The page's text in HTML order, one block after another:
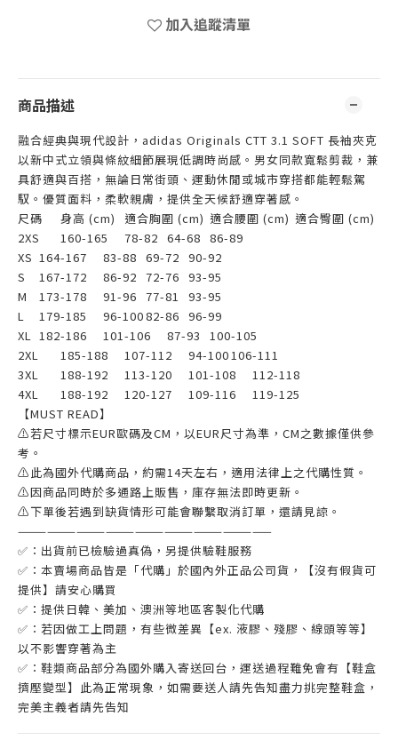
加入追蹤清單
商品描述
融合經典與現代設計，adidas Originals CTT 3.1 SOFT 長袖夾克
以新中式立領與條紋細節展現低調時尚感。男女同款寬鬆剪裁，兼
具舒適與百搭，無論日常街頭、運動休閒或城市穿搭都能輕鬆駕
馭。優質面料，柔軟親膚，提供全天候舒適穿著感。
尺碼
身高 (cm) 適合胸圍 (cm) 適合腰圍 (cm) 適合臀圍 (cm)
2XS
160-165 78-82 64-68 86-89
XS 164-167 83-88 69-72 90-92
S
167-172 86-92 72-76 93-95
M
173-178 91-96 77-81
93-95
L
179-185 96-10082-86 96-99
XL 182-186 101-106 87-93
100-105
2XL
185-188 107-112 94-100106-111
3XL
188-192 113-120 101-108
112-118
4XL
188-192 120-127 109-116
119-125
【MUST READ】
⚠若尺寸標示EUR歐碼及CM，以EUR尺寸為準，CM之數據僅供參
考。
⚠此為國外代購商品，約需14天左右，適用法律上之代購性質。
⚠因商品同時於多通路上販售，庫存無法即時更新。
⚠下單後若遇到缺貨情形可能會聯繫取消訂單，還請見諒。
——————————————————————————
✅：出貨前已檢驗過真偽，另提供驗鞋服務
✅：本賣場商品皆是「代購」於國內外正品公司貨，【沒有假貨可
提供】請安心購買
✅：提供日韓、美加、澳洲等地區客製化代購
✅：若因做工上問題，有些微差異【ex. 液膠、殘膠、線頭等等】
以不影響穿著為主
✅：鞋類商品部分為國外購入寄送回台，運送過程難免會有【鞋盒
擠壓變型】此為正常現象，如需要送人請先告知盡力挑完整鞋盒，
完美主義者請先告知